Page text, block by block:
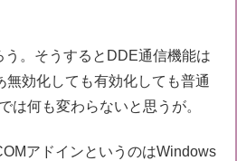
。そうするとDDE通信機能は
無効化しても有効化しても普通
は何も変わらないと思うが。
アドインというのはWindows